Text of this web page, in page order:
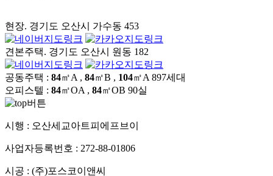
현장. 경기도 오산시 가수동 453
견본주택. 경기도 오산시 원동 182
공동주택 : 84㎡A , 84㎡B , 104㎡A897세대
오피스텔 : 84㎡OA , 84㎡OB 90실
시행 : 오산세교아트피에프브이
사업자등록번호 : 272-88-01806
시공 : (주)포스코이앤씨